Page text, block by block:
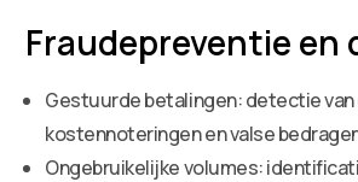
Fraudepreventie en
Gestuurde betalingen: detectie van
kostennoteringen en valse
Ongebruikelijke volumes: